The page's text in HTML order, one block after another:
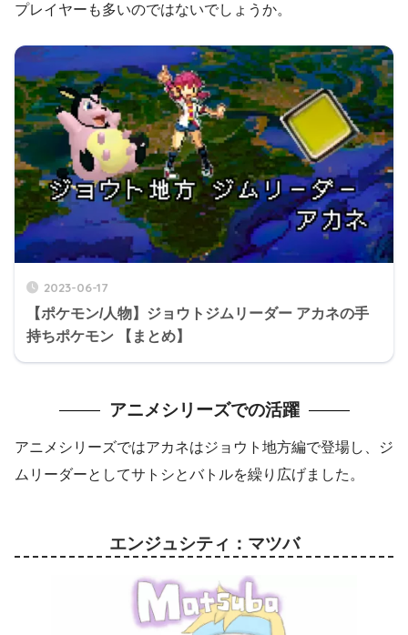
プレイヤーも多いのではないでしょうか。
2023-06-17
【ポケモン/人物】ジョウトジムリーダー アカネの手
持ちポケモン 【まとめ】
アニメシリーズでの活躍
アニメシリーズではアカネはジョウト地方編で登場し、ジ
ムリーダーとしてサトシとバトルを繰り広げました。
エンジュシティ：マツバ